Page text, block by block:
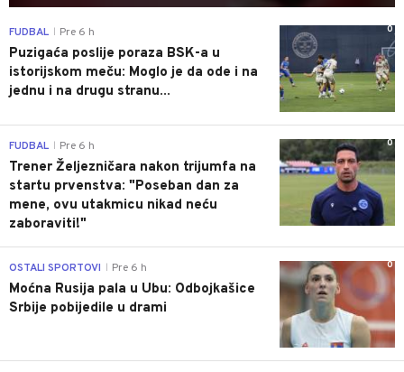
0
FUDBAL Pre 6 h
Puzigaća poslije poraza BSK-a u
istorijskom meču: Moglo je da ode i na
jednu i na drugu stranu...
0
FUDBAL Pre 6 h
Trener Željezničara nakon trijumfa na
startu prvenstva: "Poseban dan za
mene, ovu utakmicu nikad neću
zaboraviti!"
0
OSTALI SPORTOVI Pre 6 h
Moćna Rusija pala u Ubu: Odbojkašice
Srbije pobijedile u drami